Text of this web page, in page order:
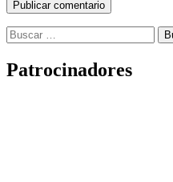
Buscar:
Patrocinadores